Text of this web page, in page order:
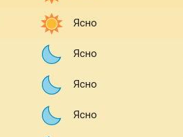
Ясно
Ясно
Ясно
Ясно